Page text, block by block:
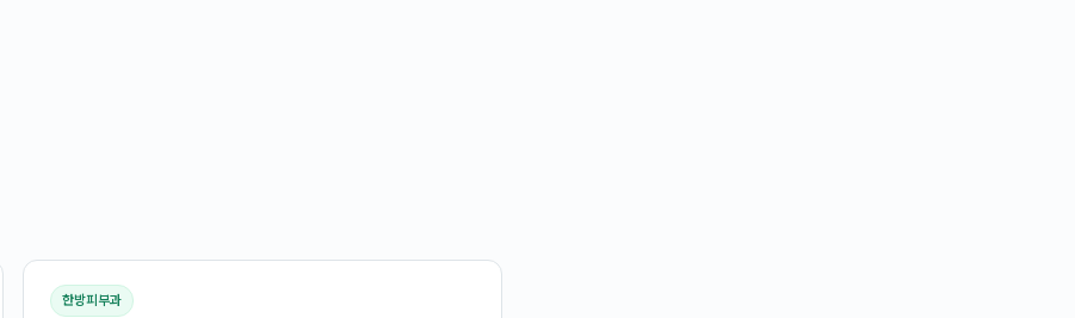
한방피부과